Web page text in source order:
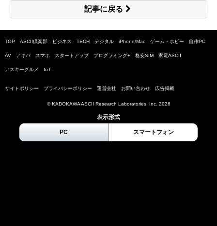
記事に戻る
TOP ASCII倶楽部 ビジネス TECH デジタル iPhone/Mac ゲーム・ホビー 自作PC
AV アキバ スマホ スタートアップ プログラミング+ 格安SIM 家電ASCII
アスキーグルメ IoT
サイトポリシー プライバシーポリシー 運営会社 お問い合わせ 広告掲載
© KADOKAWA ASCII Research Laboratories, Inc. 2026
表示形式
PC スマートフォン